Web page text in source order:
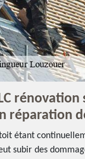
rénovation
réparation
étant
subir des